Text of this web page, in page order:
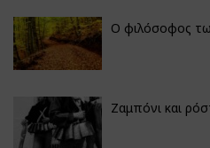
Ο φιλόσοφος
Ζαμπόνι και